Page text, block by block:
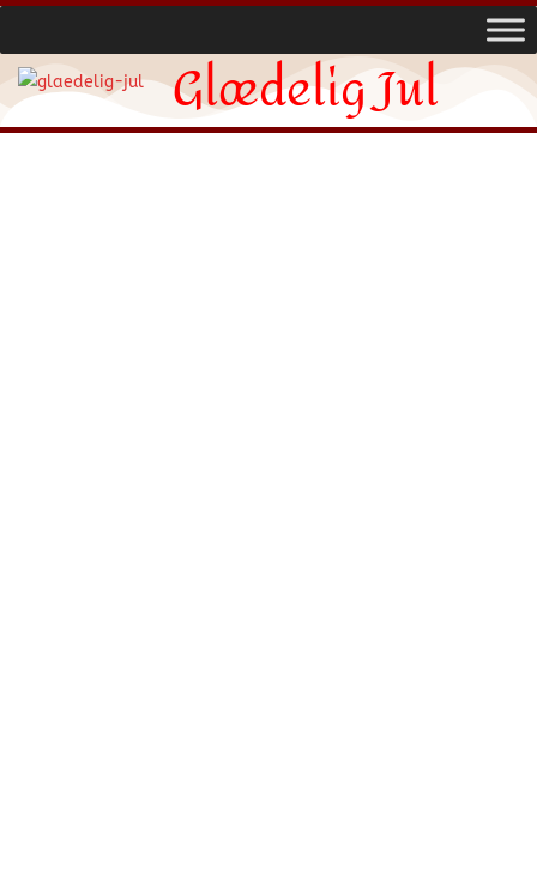
Glædelig Jul